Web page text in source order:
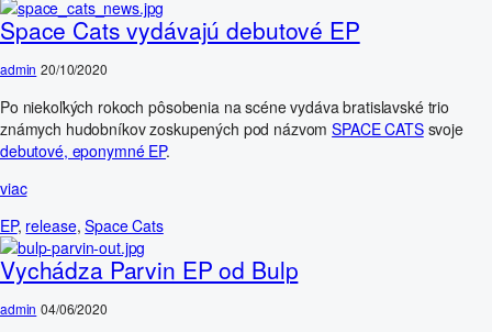
Space Cats vydávajú debutové EP
admin 20/10/2020
Po niekoľkých rokoch pôsobenia na scéne vydáva bratislavské trio
známych hudobníkov zoskupených pod názvomSPACE CATSsvoje
debutové, eponymné EP.
viac
EP, release,Space Cats
Vychádza Parvin EP od Bulp
admin 04/06/2020